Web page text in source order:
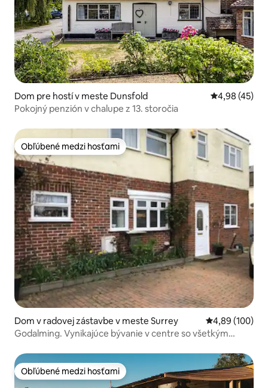
Dom pre hostí v meste Dunsfold Priemerné
4,98 (45)
Pokojný penzión v chalupe z 13. storočia
Obľúbené medzi hosťami
Obľúbené medzi hosťami
Dom v radovej zástavbe v meste Surrey Priemerné
4,89 (100)
Godalming. Vynikajúce bývanie v centre so všetkým
Obľúbené medzi hosťami
Obľúbené medzi hosťami